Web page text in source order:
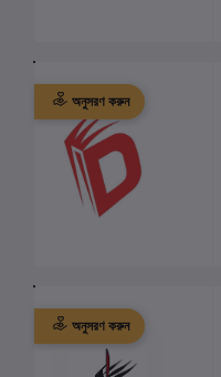
অনুসরণ করুন
অনুসরণ করুন